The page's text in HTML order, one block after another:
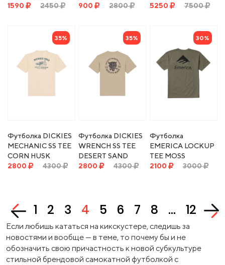
1590
2450
STARGAZER
900 2800
5250
7500
35%
Футболка DICKIES
MECHANIC SS TEE
CORN HUSK
2800
4300
35%
Футболка DICKIES
WRENCH SS TEE
DESERT SAND
2800
4300
30%
Футболка
EMERICA LOCKUP
TEE MOSS
2100
3000
1 2 3 4 5 6 7 8 ... 12
Если любишь кататься на кикскустере, следишь за
новостями и вообще — в теме, то почему бы и не
обозначить свою причастность к новой субкультуре
стильной брендовой самокатной футболкой с